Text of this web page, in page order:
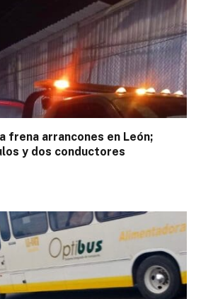
frena arrancones en León;
y dos conductores